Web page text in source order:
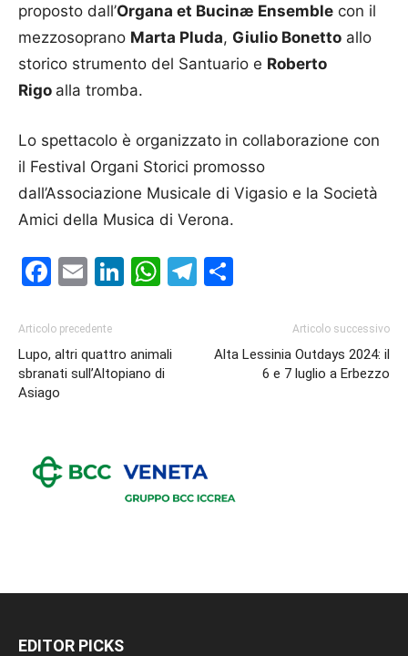
proposto dall’Organa et Bucinæ Ensemble con il
mezzosoprano Marta Pluda, Giulio Bonetto allo
storico strumento del Santuario e Roberto
Rigo alla tromba.
Lo spettacolo è organizzato in collaborazione con
il Festival Organi Storici promosso
dall’Associazione Musicale di Vigasio e la Società
Amici della Musica di Verona.
Facebook
EmailLinkedIn
WhatsApp
Telegram
Articolo precedente
Lupo, altri quattro animali
sbranati sull’Altopiano di
Asiago
Articolo successivo
Alta Lessinia Outdays 2024: il
6 e 7 luglio a Erbezzo
EDITOR PICKS